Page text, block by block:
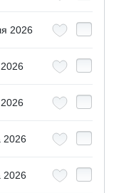
2026
2026
2026